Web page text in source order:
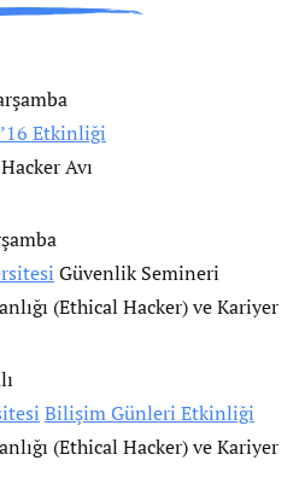
Etkinliği
Avı
Güvenlik Semineri
(Ethical Hacker) ve Kariyer
Bilişim Günleri Etkinliği
(Ethical Hacker) ve Kariyer